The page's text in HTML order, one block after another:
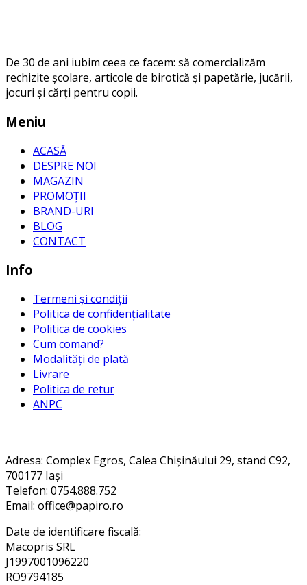
De 30 de ani iubim ceea ce facem: să comercializăm
rechizite școlare, articole de birotică și papetărie, jucării,
jocuri și cărți pentru copii.
Meniu
ACASĂ
DESPRE NOI
MAGAZIN
PROMOȚII
BRAND-URI
BLOG
CONTACT
Info
Termeni și condiții
Politica de confidențialitate
Politica de cookies
Cum comand?
Modalități de plată
Livrare
Politica de retur
ANPC
Adresa: Complex Egros, Calea Chișinăului 29, stand C92,
700177 Iași
Telefon: 0754.888.752
Email: office@papiro.ro
Date de identificare fiscală:
Macopris SRL
J1997001096220
RO9794185